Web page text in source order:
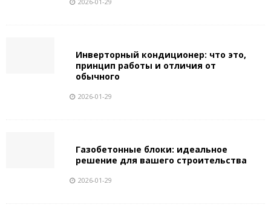
Инверторный кондиционер: что это,
принцип работы и отличия от
обычного
2026-01-29
Газобетонные блоки: идеальное
решение для вашего строительства
2026-01-29